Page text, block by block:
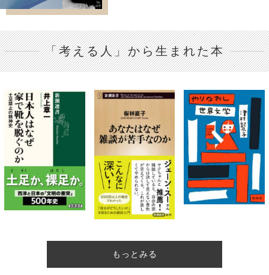
「考える人」から生まれた本
もっとみる